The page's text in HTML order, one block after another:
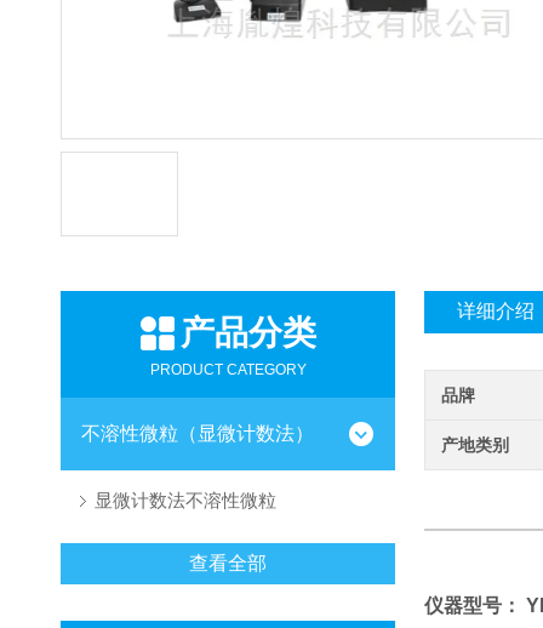
产品分类
PRODUCT CATEGORY
不溶性微粒（显微计数法）
显微计数法不溶性微粒
查看全部
详细介绍
品牌
产地类别
仪器型号：